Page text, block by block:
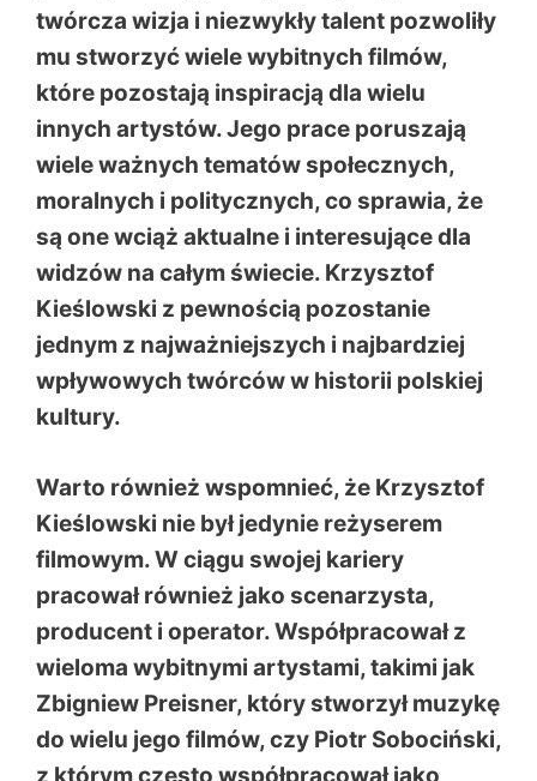
twórcza wizja i niezwykły talent pozwoliły
mu stworzyć wiele wybitnych filmów,
które pozostają inspiracją dla wielu
innych artystów. Jego prace poruszają
wiele ważnych tematów społecznych,
moralnych i politycznych, co sprawia, że
są one wciąż aktualne i interesujące dla
widzów na całym świecie. Krzysztof
Kieślowski z pewnością pozostanie
jednym z najważniejszych i najbardziej
wpływowych twórców w historii polskiej
kultury.
Warto również wspomnieć, że Krzysztof
Kieślowski nie był jedynie reżyserem
filmowym. W ciągu swojej kariery
pracował również jako scenarzysta,
producent i operator. Współpracował z
wieloma wybitnymi artystami, takimi jak
Zbigniew Preisner, który stworzył muzykę
do wielu jego filmów, czy Piotr Sobociński,
z którym często współpracował jako